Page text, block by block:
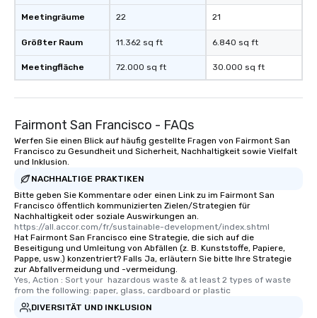
Meetingräume
Größter Raum
Meetingfläche
22
11.362 sq ft
72.000 sq ft
21
6.840 sq ft
30.000 sq ft
Fairmont San Francisco - FAQs
Werfen Sie einen Blick auf häufig gestellte Fragen von Fairmont San
Francisco zu Gesundheit und Sicherheit, Nachhaltigkeit sowie Vielfalt
und Inklusion.
NACHHALTIGE PRAKTIKEN
Bitte geben Sie Kommentare oder einen Link zu im Fairmont San
Francisco öffentlich kommunizierten Zielen/Strategien für
Nachhaltigkeit oder soziale Auswirkungen an.
https://all.accor.com/fr/sustainable-development/index.shtml
Hat Fairmont San Francisco eine Strategie, die sich auf die
Beseitigung und Umleitung von Abfällen (z. B. Kunststoffe, Papiere,
Pappe, usw.) konzentriert? Falls Ja, erläutern Sie bitte Ihre Strategie
zur Abfallvermeidung und -vermeidung.
Yes, Action : Sort your  hazardous waste & at least 2 types of waste
from the following: paper, glass, cardboard or plastic
DIVERSITÄT UND INKLUSION